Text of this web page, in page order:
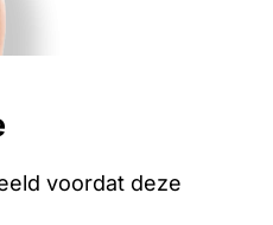
voordat deze